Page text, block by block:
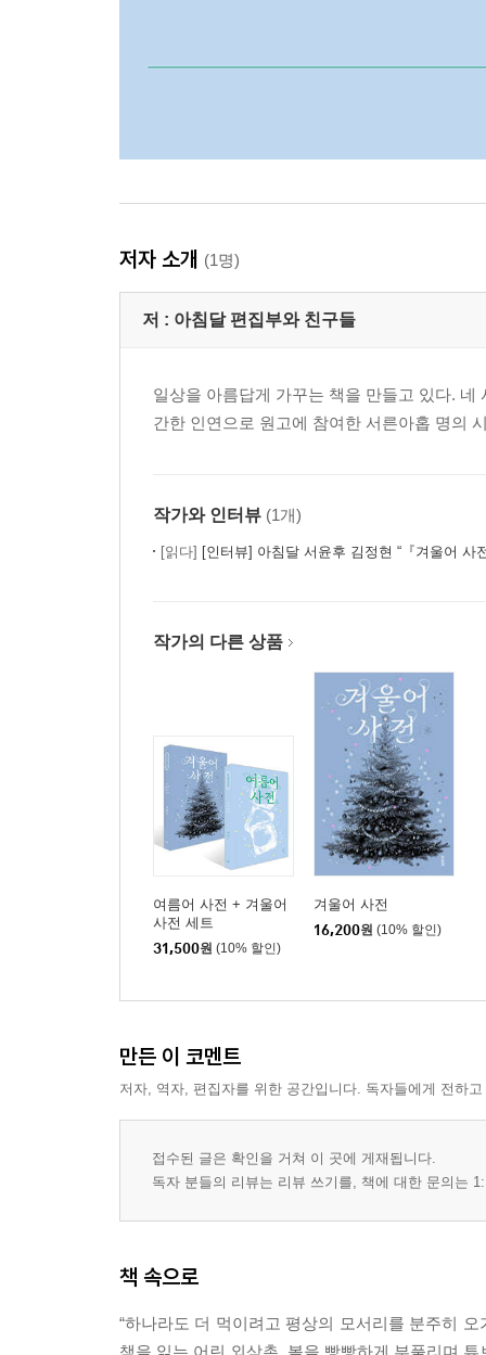
저자 소개 (1명)
저 : 아침달 편집부와 친구들
일상을 아름답게 가꾸는 책을 만들고 있다.
간한 인연으로 원고에 참여한 서른아홉 명의
작가와 인터뷰 (1개)
[읽다] [인터뷰] 아침달 서윤후 김정현 “『겨울어 사전』 때
작가의 다른 상품
여름어 사전 + 겨울어
사전 세트
31,500원 (10% 할인)
겨울어 사전
16,200원 (10% 할인)
만든 이 코멘트
저자, 역자, 편집자를 위한 공간입니다. 독자들에게 전하
접수된 글은 확인을 거쳐 이 곳에 게재됩니다.
독자 분들의 리뷰는 리뷰 쓰기를, 책에 대한 문의는
책 속으로
“하나라도 더 먹이려고 평상의 모서리를 분주히
책을 읽는 어린 외삼촌, 볼을 빵빵하게 부풀리며